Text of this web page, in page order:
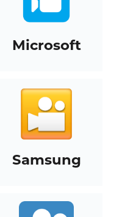
Microsoft
Samsung